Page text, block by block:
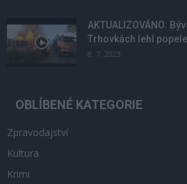
AKTUALIZOVÁNO:
Trhovkách lehl
8. 7. 2023
OBLÍBENÉ KATEGORIE
Zpravodajství
Kultura
Krimi